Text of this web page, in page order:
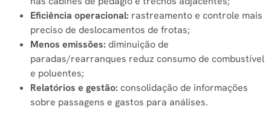
Eficiência operacional: rastreamento e controle mais
preciso de deslocamentos de frotas;
Menos emissões: diminuição de
paradas/rearranques reduz consumo de combustível
e poluentes;
Relatórios e gestão: consolidação de informações
sobre passagens e gastos para análises.